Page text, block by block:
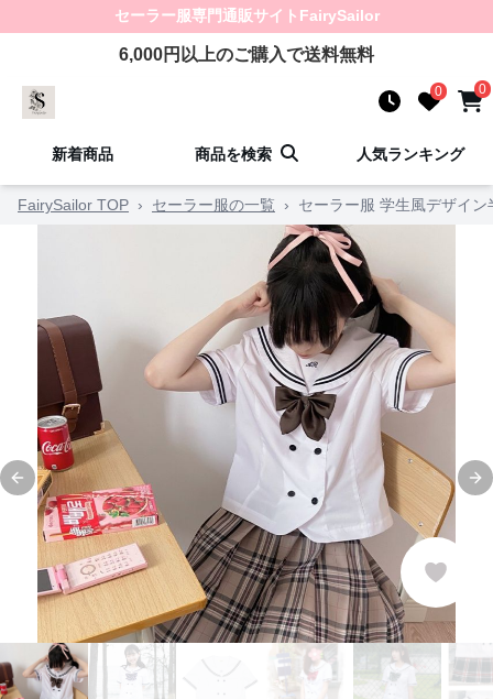
セーラー服専門通販サイト FairySailor
6,000円以上のご購入で送料無料
0 0
新着商品 商品を検索 人気ランキング
FairySailor TOP › セーラー服の一覧 › セーラー服 学生風デザイン
Previous slide